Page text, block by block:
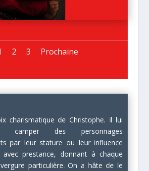
2 3 Prochaine
charismatique de Christophe. Il lui
camper des personnages
par leur stature ou leur influence
avec prestance, donnant à chaque
particulière. On a hâte de le